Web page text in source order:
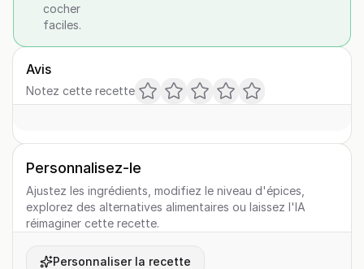
cocher
faciles.
Avis
Notez cette recette
Personnalisez-le
Ajustez les ingrédients, modifiez le niveau d'épices,
explorez des alternatives alimentaires ou laissez l'IA
réimaginer cette recette.
Personnaliser la recette